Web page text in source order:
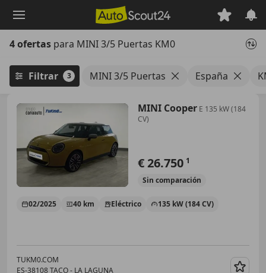
principal
4 ofertas para MINI 3/5 Puertas KM0
Filtrar 3 MINI 3/5 Puertas España
MINI Cooper E 135 kW (184
CV)
€ 26.750 1
Sin comparación
02/2025 40 km Eléctrico 135 kW (184 CV)
TUKM0.COM
ES-38108 TACO - LA LAGUNA